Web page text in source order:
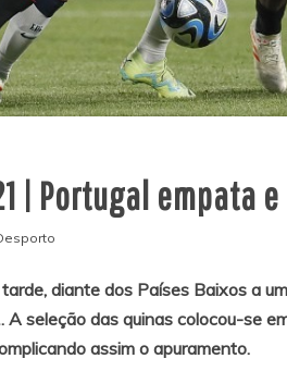
| Portugal empata
diante dos Países Baixos a
A seleção das quinas colocou-se
assim o apuramento.